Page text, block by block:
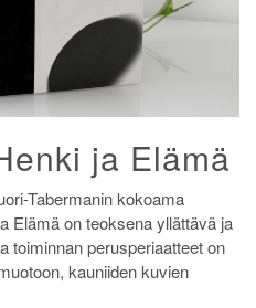
ja Elämä
Tabermanin kokoama
Elämä on teoksena yllättävä ja
toiminnan perusperiaatteet on
kauniiden kuvien